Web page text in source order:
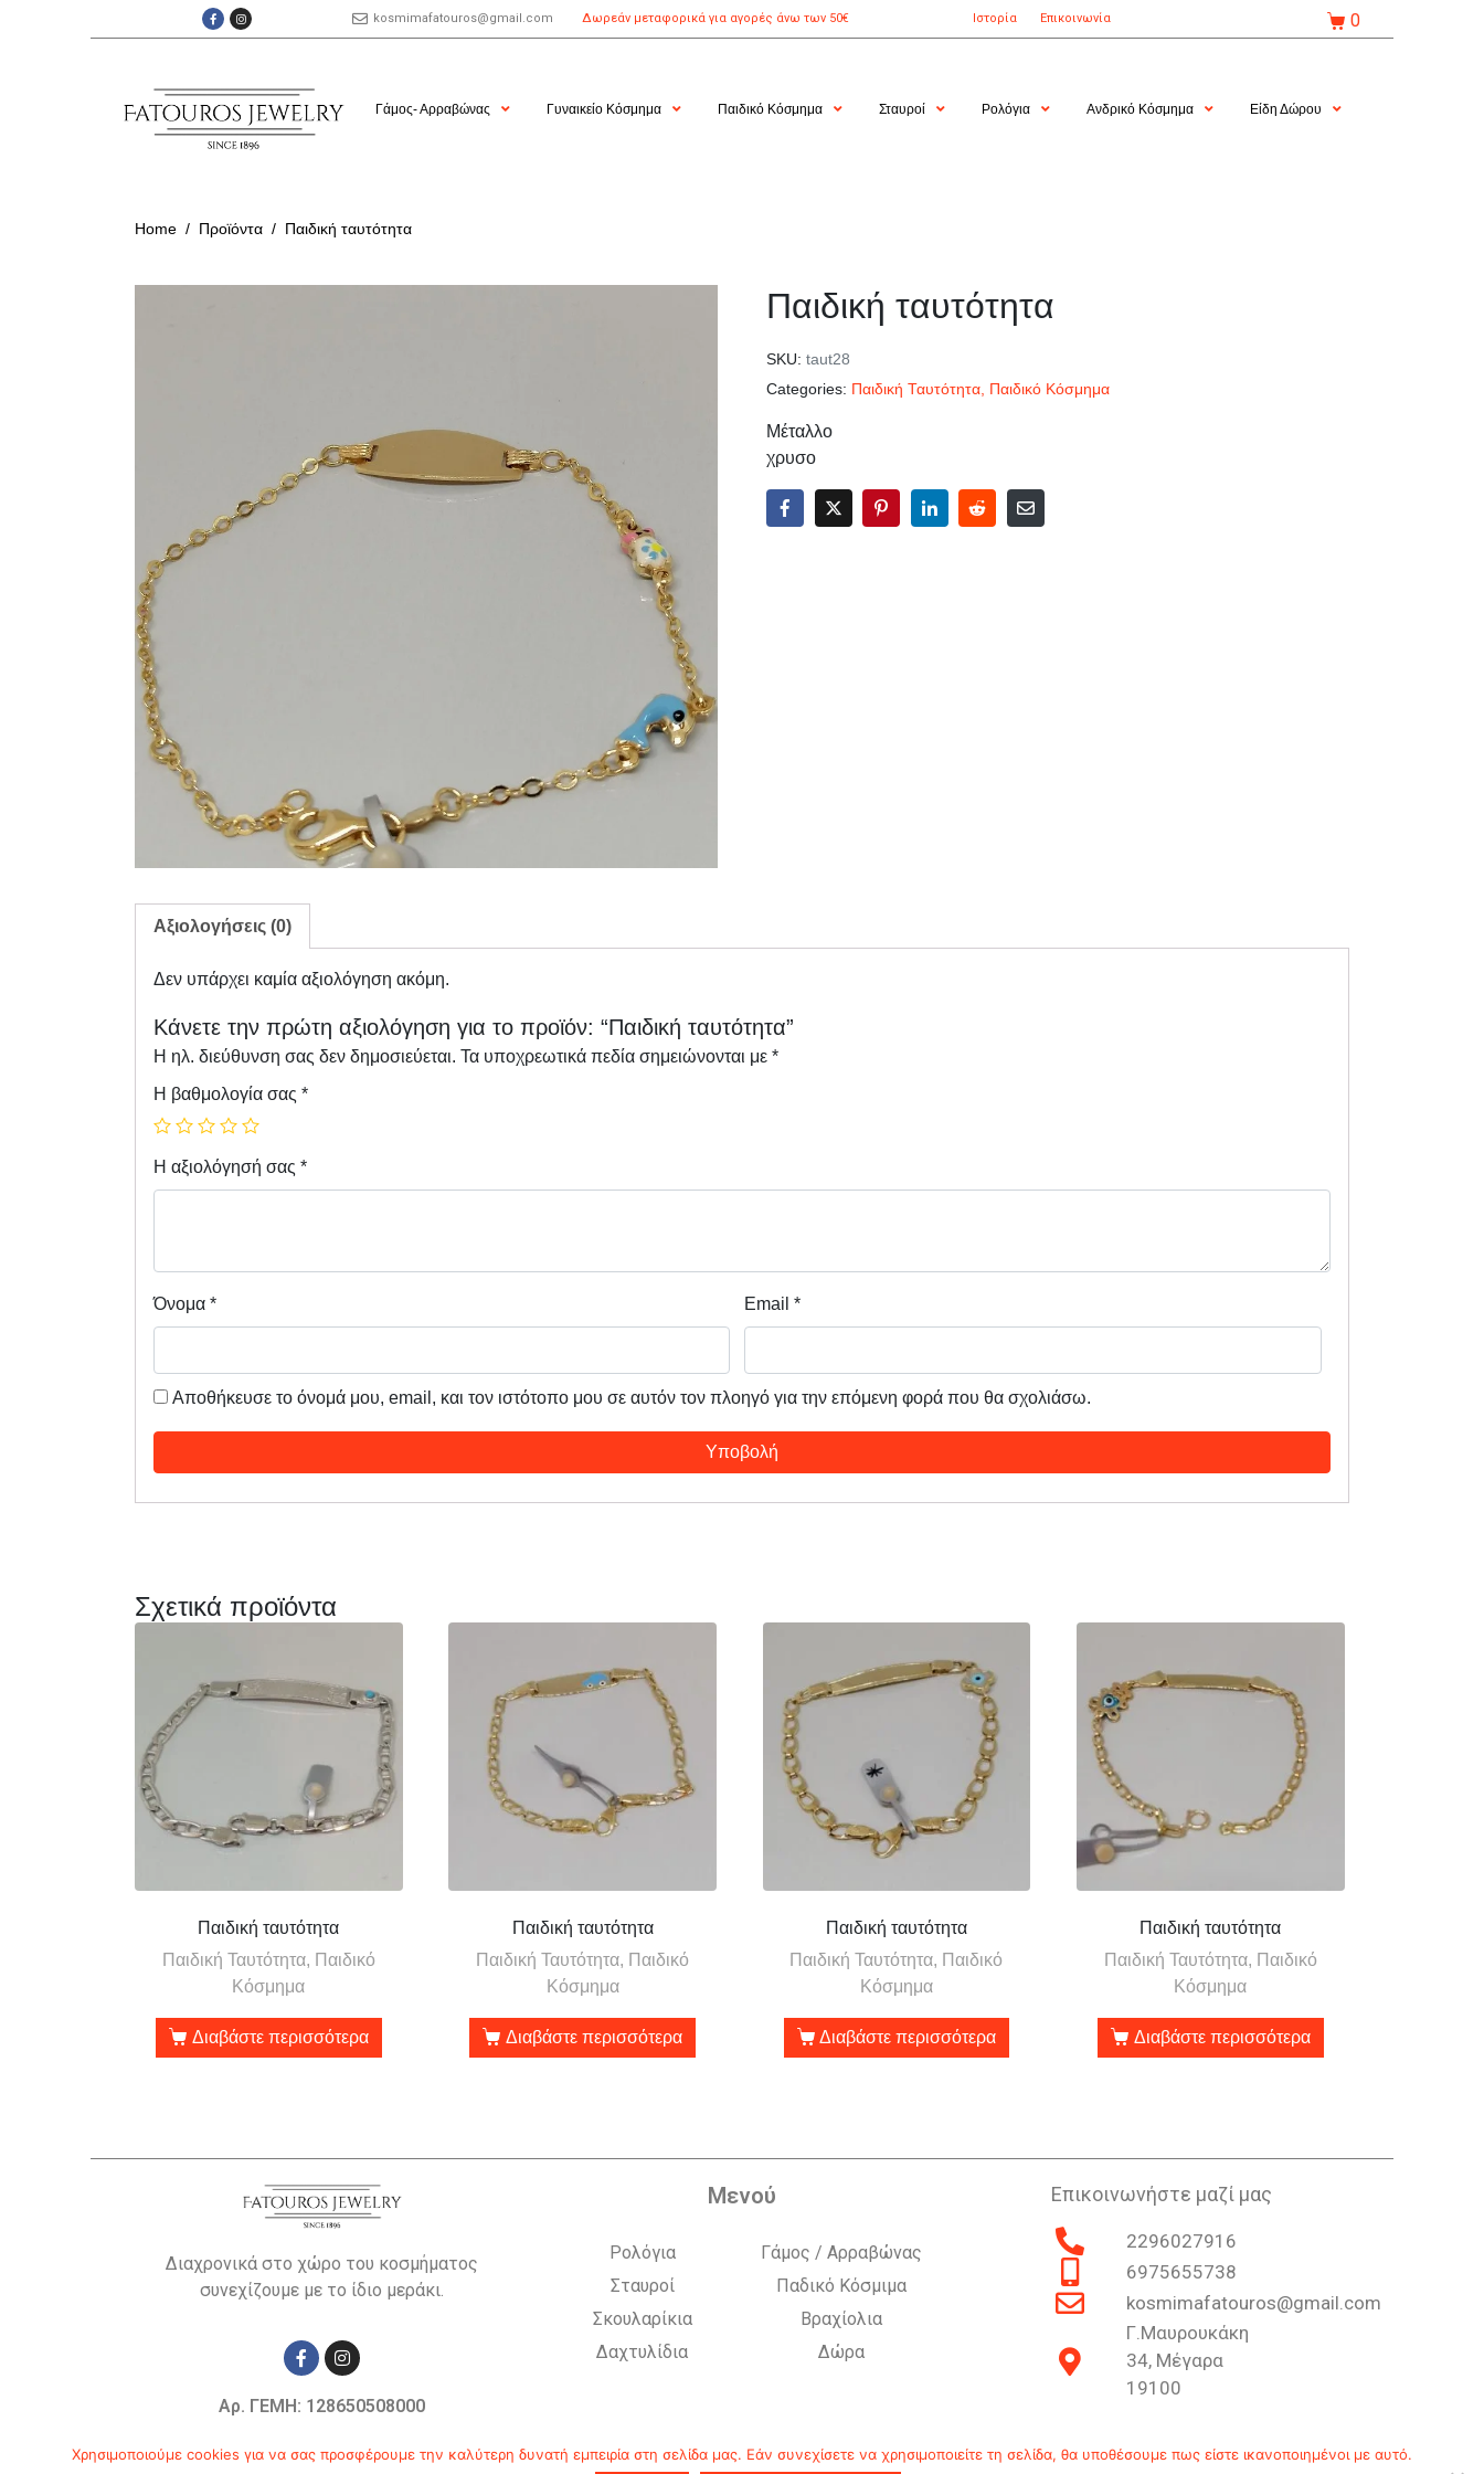
kosmimafatouros@gmail.com Δωρεάν μεταφορικά για αγορές άνω των 50€ Ιστορία Επικοινωνία 0
Γάμος- Αρραβώνας Γυναικείο Κόσμημα Παιδικό Κόσμημα Σταυροί Ρολόγια Ανδρικό Κόσμημα Είδη Δώρου
Home Προϊόντα Παιδική ταυτότητα
Παιδική ταυτότητα
SKU: taut28
Categories: Παιδική Ταυτότητα Παιδικό Κόσμημα
Μέταλλο
χρυσο
Αξιολογήσεις (0)
Δεν υπάρχει καμία αξιολόγηση ακόμη.
Κάνετε την πρώτη αξιολόγηση για το προϊόν: “Παιδική ταυτότητα”
Η ηλ. διεύθυνση σας δεν δημοσιεύεται. Τα υποχρεωτικά πεδία σημειώνονται με *
Η βαθμολογία σας *
Η αξιολόγησή σας *
Όνομα * Email*
Αποθήκευσε το όνομά μου, email, και τον ιστότοπο μου σε αυτόν τον πλοηγό για την επόμενη φορά που θα σχολιάσω.
Σχετικά προϊόντα
Παιδική ταυτότητα
Παιδική Ταυτότητα, Παιδικό
Κόσμημα
Διαβάστε περισσότερα
Παιδική ταυτότητα
Παιδική Ταυτότητα, Παιδικό
Κόσμημα
Διαβάστε περισσότερα
Παιδική ταυτότητα
Παιδική Ταυτότητα, Παιδικό
Κόσμημα
Διαβάστε περισσότερα
Παιδική ταυτότητα
Παιδική Ταυτότητα, Παιδικό
Κόσμημα
Διαβάστε περισσότερα
Διαχρονικά στο χώρο του κοσμήματος
συνεχίζουμε με το ίδιο μεράκι.
Αρ. ΓΕΜΗ: 128650508000
Μενού
Ρολόγια
Σταυροί
Σκουλαρίκια
Δαχτυλίδια
Γάμος / Αρραβώνας
Παδικό Κόσμιμα
Βραχίολια
Δώρα
Επικοινωνήστε μαζί μας
2296027916
6975655738
kosmimafatouros@gmail.com
Γ.Μαυρουκάκη
34, Μέγαρα
19100
© Copyright 2019 Επικοινωνία Ιστορία Πολιτική Απορρήτου
Χρησιμοποιούμε cookies για να σας προσφέρουμε την καλύτερη δυνατή εμπειρία στη σελίδα μας. Εάν συνεχίσετε να χρησιμοποιείτε τη σελίδα, θα υποθέσουμε πως είστε ικανοποιημένοι με αυτό.